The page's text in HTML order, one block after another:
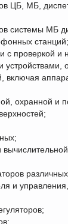
ЦБ, МБ,
системы МБ
станций;
с проверкой и
охранной и
и